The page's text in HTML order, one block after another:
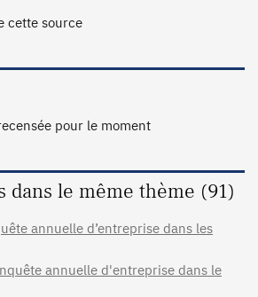
cette source
pour le moment
dans le même thème (91)
annuelle d’entreprise dans les
annuelle d'entreprise dans le